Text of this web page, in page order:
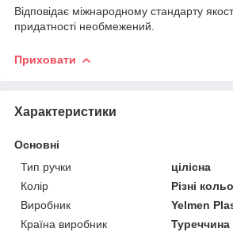
Відповідає міжнародному стандарту
придатності необмежений.
Приховати
Характеристики
Основні
Тип ручки
цілісна
Колір
Різні
Виробник
Yelmen
Країна виробник
Туреччина